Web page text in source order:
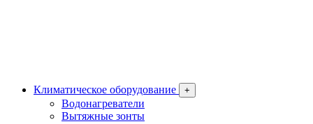
Климатическое оборудование +
Водонагреватели
Вытяжные зонты